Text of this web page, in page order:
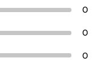
0
0
0